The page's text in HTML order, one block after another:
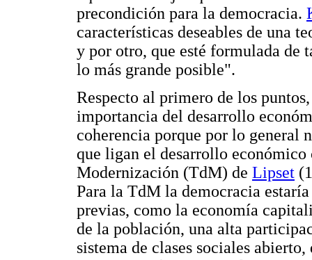
precondición para la democracia.
características deseables de una
y por otro, que esté formulada de
lo más grande posible".
Respecto al primero de los
importancia del desarrollo
coherencia porque por lo general
que ligan el desarrollo
Modernización (TdM) de Lipset
Para la TdM la democracia
previas, como la economía
de la población, una alta
sistema de clases sociales